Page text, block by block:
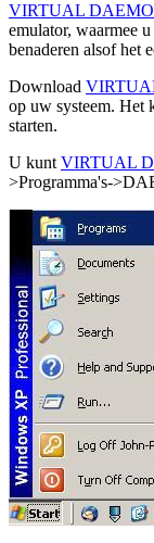
VIRTUAL
emulator, waarmee
benaderen alsof het
Download
op uw systeem. Het
starten.
U kunt VIRTUAL
>Programma's-